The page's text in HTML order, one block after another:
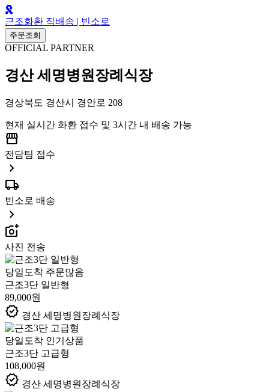
근조화환 직배송 | 빈소로
주문조회
OFFICIAL PARTNER
경산 세명병원장례식장
경상북도 경산시 경안로 208
현재 실시간 화환 접수 및 3시간 내 배송 가능
storefront
전담팀 접수
chevron_right
local_shipping
빈소로 배송
chevron_right
add_a_photo
사진 전송
당일도착 주문많음
근조3단 일반형
89,000원
verified 경산 세명병원장례식장
당일도착 인기상품
근조3단 고급형
108,000원
verified 경산 세명병원장례식장